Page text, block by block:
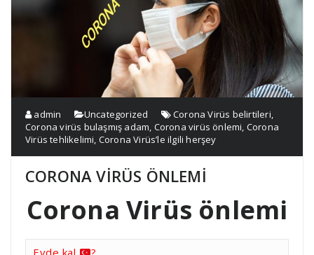
admin Uncategorized Corona Virüs belirtileri,
Corona virüs bulaşmış adam, Corona virüs önlemi, Corona
Virüs tehlikelimi, Corona Virüs’le ilgili herşey
CORONA VİRÜS ÖNLEMİ
Corona Virüs önlemi
Evde kal
?